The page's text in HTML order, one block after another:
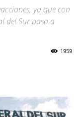
ya que con
del Sur pasa a
1959